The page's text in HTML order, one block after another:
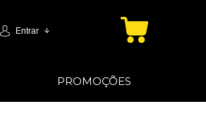
Entrar
PROMOÇÕES